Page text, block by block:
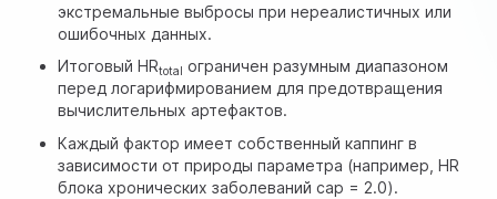
экстремальные выбросы при нереалистичных или
ошибочных данных.
Итоговый HRtotal ограничен разумным диапазоном
перед логарифмированием для предотвращения
вычислительных артефактов.
Каждый фактор имеет собственный каппинг в
зависимости от природы параметра (например, HR
блока хронических заболеваний cap = 2.0).